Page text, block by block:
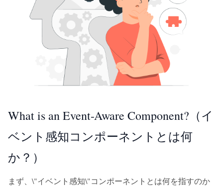
What is an Event-Aware Component?（イ
ベント感知コンポーネントとは何
か？）
まず、\"イベント感知\"コンポーネントとは何を指すのか